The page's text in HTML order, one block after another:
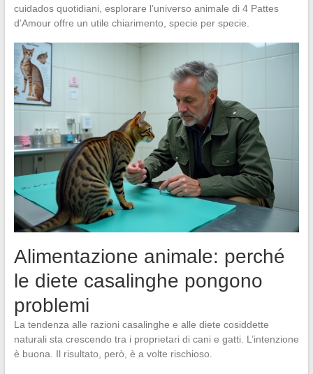
cuidados quotidiani, esplorare l’universo animale di 4 Pattes
d’Amour offre un utile chiarimento, specie per specie.
Alimentazione animale: perché
le diete casalinghe pongono
problemi
La tendenza alle razioni casalinghe e alle diete cosiddette
naturali sta crescendo tra i proprietari di cani e gatti. L’intenzione
è buona. Il risultato, però, è a volte rischioso.